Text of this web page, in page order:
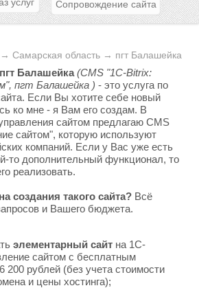
Сопровождение сайта
Самарская область → пгт Балашейка
Балашейка (CMS "1C-Bitrix:
пгт Балашейка ) - это услуга по
Если Вы хотите себе новый
ко мне - я Вам его создам. В
сайтом предлагаю CMS
сайтом", которую используют
компаний. Если у Вас уже есть
то дополнительный функционал, то
реализовать.
создания такого сайта? Всё
и Вашего бюджета.
элементарный сайт на 1С-
сайтом с бесплатным
200 рублей (без учета стоимости
и цены хостинга);